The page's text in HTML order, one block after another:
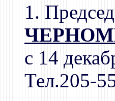
1.
с 14
Тел.205-